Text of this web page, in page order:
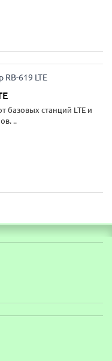
базовых станций LTE и
..